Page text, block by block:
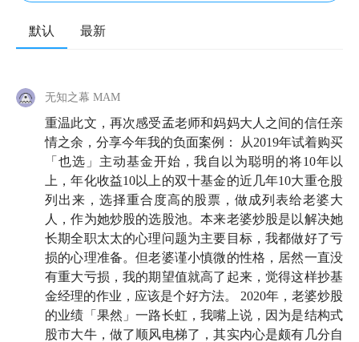
默认 最新
无知之幕 MAM
重温此文，再次感受孟老师和妈妈大人之间的信任亲
情之余，分享今年我的负面案例： 从2019年试着购买
「也选」主动基金开始，我自以为聪明的将10年以
上，年化收益10以上的双十基金的近几年10大重仓股
列出来，选择重合度高的股票，做成列表给老婆大
人，作为她炒股的选股池。本来老婆炒股是以解决她
长期全职太太的心理问题为主要目标，我都做好了亏
损的心理准备。但老婆谨小慎微的性格，居然一直没
有重大亏损，我的期望值就高了起来，觉得这样抄基
金经理的作业，应该是个好方法。 2020年，老婆炒股
的业绩「果然」一路长虹，我嘴上说，因为是结构式
股市大牛，做了顺风电梯了，其实内心是颇有几分自